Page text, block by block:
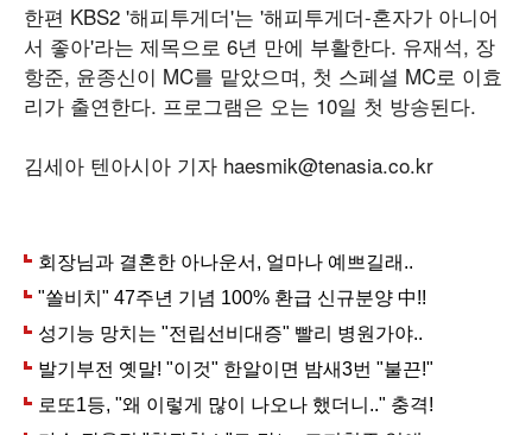
한편 KBS2 '해피투게더'는 '해피투게더-혼자가 아니어
서 좋아'라는 제목으로 6년 만에 부활한다. 유재석, 장
항준, 윤종신이 MC를 맡았으며, 첫 스페셜 MC로 이효
리가 출연한다. 프로그램은 오는 10일 첫 방송된다.
김세아 텐아시아 기자 haesmik@tenasia.co.kr